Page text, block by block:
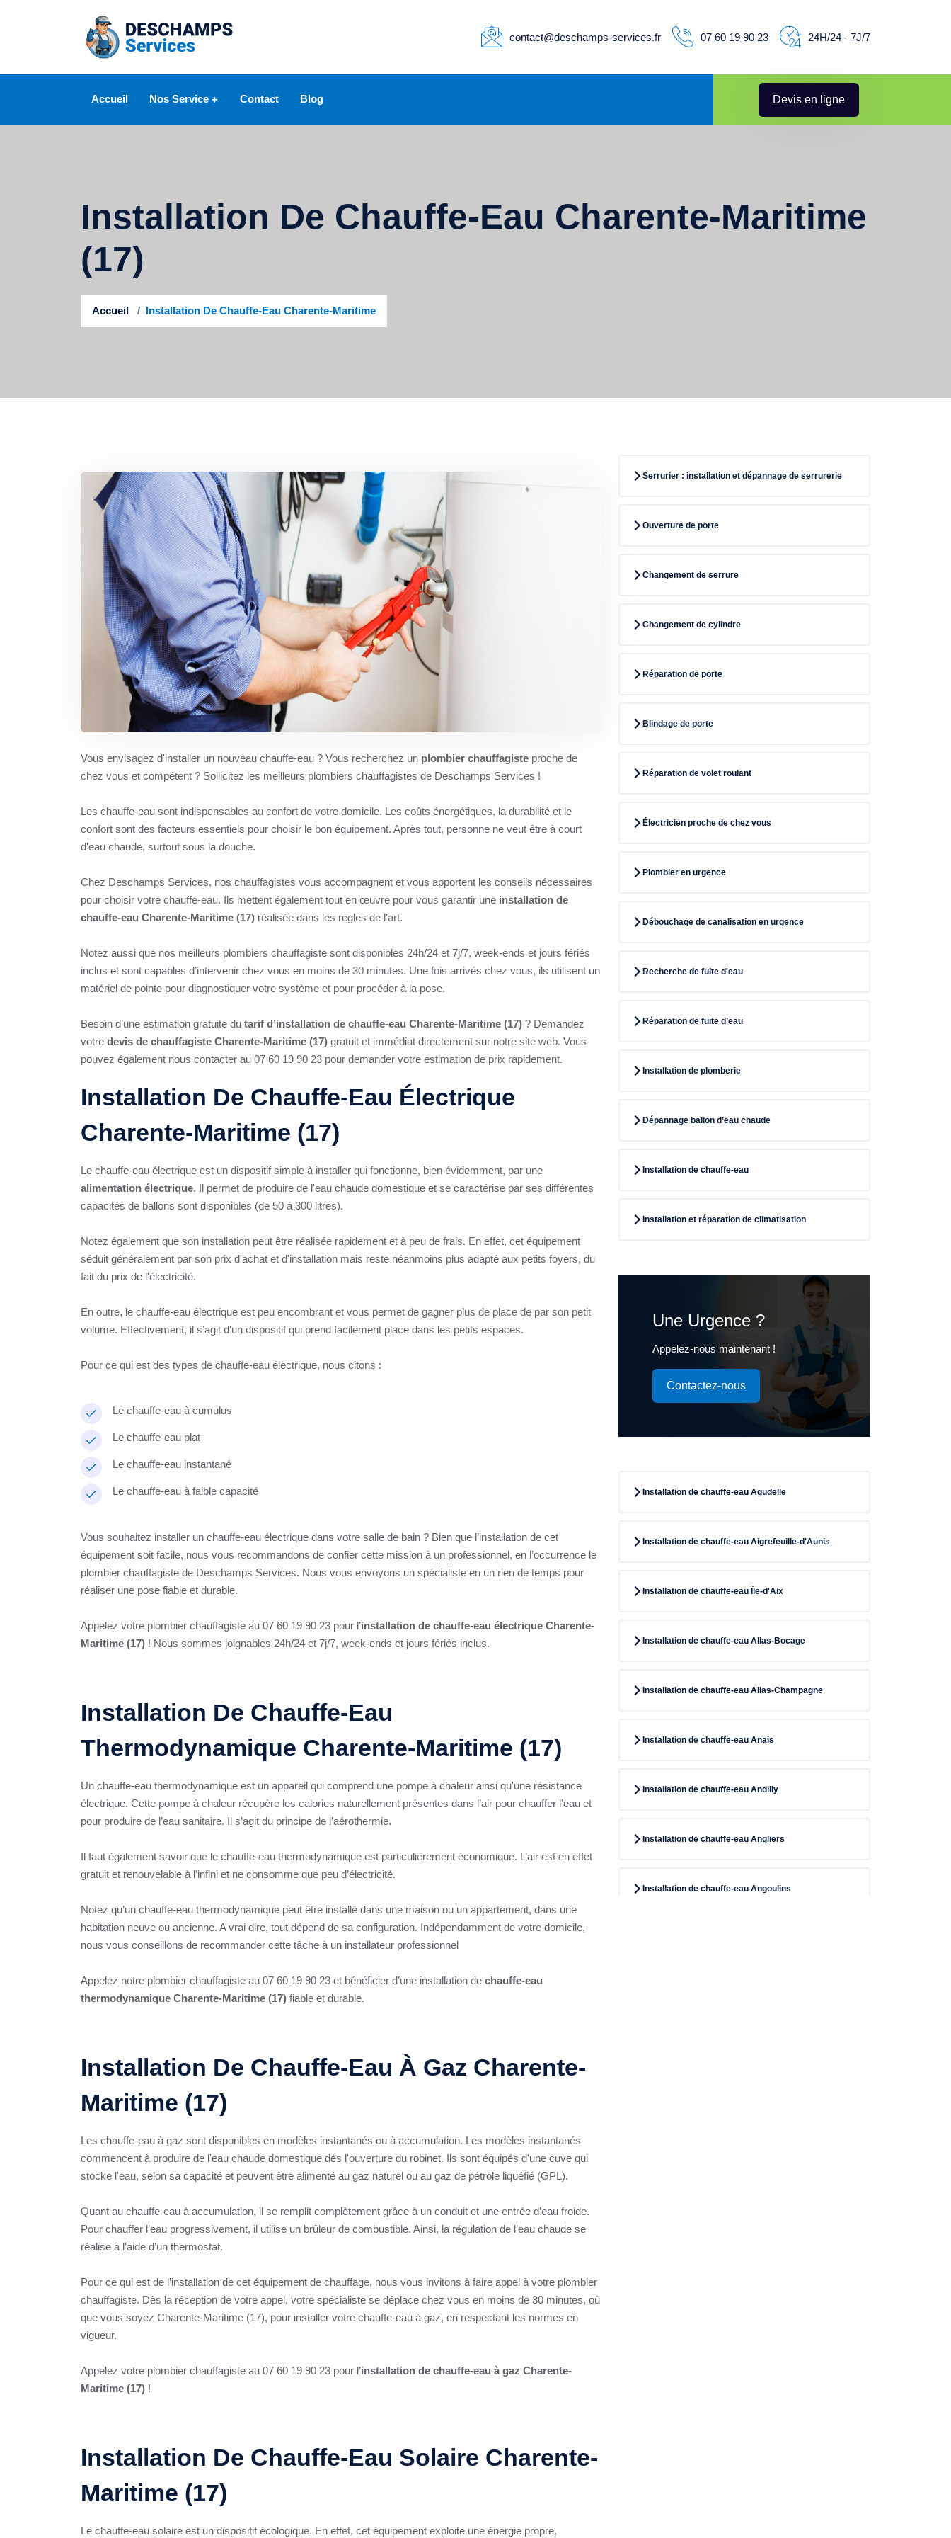
contact@deschamps-services.fr 07 60 19 90 23 24H/24 - 7J/7
Accueil Nos Service
Changement de serrure
Recherche de fuite d'eau
Réparation de fuite d’eau
Installation de plomberie
Dépannage ballon d’eau chaude
Installation de chauffe-eau
Installation et réparation de climatisation
Contact Blog Devis en ligne
Installation De Chauffe-Eau Charente-Maritime
(17)
Accueil Installation De Chauffe-Eau Charente-Maritime
Vous envisagez d'installer un nouveau chauffe-eau ? Vous recherchez un plombier chauffagiste proche de
chez vous et compétent ? Sollicitez les meilleurs plombiers chauffagistes de Deschamps Services !
Les chauffe-eau sont indispensables au confort de votre domicile. Les coûts énergétiques, la durabilité et le
confort sont des facteurs essentiels pour choisir le bon équipement. Après tout, personne ne veut être à court
d'eau chaude, surtout sous la douche.
Chez Deschamps Services, nos chauffagistes vous accompagnent et vous apportent les conseils nécessaires
pour choisir votre chauffe-eau. Ils mettent également tout en œuvre pour vous garantir une installation de
chauffe-eau Charente-Maritime (17) réalisée dans les règles de l’art.
Notez aussi que nos meilleurs plombiers chauffagiste sont disponibles 24h/24 et 7j/7, week-ends et jours fériés
inclus et sont capables d’intervenir chez vous en moins de 30 minutes. Une fois arrivés chez vous, ils utilisent un
matériel de pointe pour diagnostiquer votre système et pour procéder à la pose.
Besoin d’une estimation gratuite du tarif d’installation de chauffe-eau Charente-Maritime (17) ? Demandez
votre devis de chauffagiste Charente-Maritime (17) gratuit et immédiat directement sur notre site web. Vous
pouvez également nous contacter au 07 60 19 90 23 pour demander votre estimation de prix rapidement.
Installation De Chauffe-Eau Électrique
Charente-Maritime (17)
Le chauffe-eau électrique est un dispositif simple à installer qui fonctionne, bien évidemment, par une
alimentation électrique. Il permet de produire de l'eau chaude domestique et se caractérise par ses différentes
capacités de ballons sont disponibles (de 50 à 300 litres).
Notez également que son installation peut être réalisée rapidement et à peu de frais. En effet, cet équipement
séduit généralement par son prix d'achat et d'installation mais reste néanmoins plus adapté aux petits foyers, du
fait du prix de l'électricité.
En outre, le chauffe-eau électrique est peu encombrant et vous permet de gagner plus de place de par son petit
volume. Effectivement, il s’agit d’un dispositif qui prend facilement place dans les petits espaces.
Pour ce qui est des types de chauffe-eau électrique, nous citons :
Le chauffe-eau à cumulus
Le chauffe-eau plat
Le chauffe-eau instantané
Le chauffe-eau à faible capacité
Vous souhaitez installer un chauffe-eau électrique dans votre salle de bain ? Bien que l’installation de cet
équipement soit facile, nous vous recommandons de confier cette mission à un professionnel, en l’occurrence le
plombier chauffagiste de Deschamps Services. Nous vous envoyons un spécialiste en un rien de temps pour
réaliser une pose fiable et durable.
Appelez votre plombier chauffagiste au 07 60 19 90 23 pour l’installation de chauffe-eau électrique Charente-
Maritime (17) ! Nous sommes joignables 24h/24 et 7j/7, week-ends et jours fériés inclus.
Installation De Chauffe-Eau
Thermodynamique Charente-Maritime (17)
Un chauffe-eau thermodynamique est un appareil qui comprend une pompe à chaleur ainsi qu'une résistance
électrique. Cette pompe à chaleur récupère les calories naturellement présentes dans l’air pour chauffer l’eau et
pour produire de l’eau sanitaire. Il s’agit du principe de l’aérothermie.
Il faut également savoir que le chauffe-eau thermodynamique est particulièrement économique. L’air est en effet
gratuit et renouvelable à l’infini et ne consomme que peu d’électricité.
Notez qu’un chauffe-eau thermodynamique peut être installé dans une maison ou un appartement, dans une
habitation neuve ou ancienne. A vrai dire, tout dépend de sa configuration. Indépendamment de votre domicile,
nous vous conseillons de recommander cette tâche à un installateur professionnel
Appelez notre plombier chauffagiste au 07 60 19 90 23 et bénéficier d’une installation de chauffe-eau
thermodynamique Charente-Maritime (17) fiable et durable.
Installation De Chauffe-Eau À Gaz Charente-
Maritime (17)
Les chauffe-eau à gaz sont disponibles en modèles instantanés ou à accumulation. Les modèles instantanés
commencent à produire de l'eau chaude domestique dès l'ouverture du robinet. Ils sont équipés d'une cuve qui
stocke l'eau, selon sa capacité et peuvent être alimenté au gaz naturel ou au gaz de pétrole liquéfié (GPL).
Quant au chauffe-eau à accumulation, il se remplit complètement grâce à un conduit et une entrée d’eau froide.
Pour chauffer l’eau progressivement, il utilise un brûleur de combustible. Ainsi, la régulation de l’eau chaude se
réalise à l’aide d’un thermostat.
Pour ce qui est de l’installation de cet équipement de chauffage, nous vous invitons à faire appel à votre plombier
chauffagiste. Dès la réception de votre appel, votre spécialiste se déplace chez vous en moins de 30 minutes, où
que vous soyez Charente-Maritime (17), pour installer votre chauffe-eau à gaz, en respectant les normes en
vigueur.
Appelez votre plombier chauffagiste au 07 60 19 90 23 pour l’installation de chauffe-eau à gaz Charente-
Maritime (17) !
Installation De Chauffe-Eau Solaire Charente-
Maritime (17)
Le chauffe-eau solaire est un dispositif écologique. En effet, cet équipement exploite une énergie propre,
Serrurier : installation et dépannage de serrurerie
Ouverture de porte
Changement de serrure
Changement de cylindre
Réparation de porte
Blindage de porte
Réparation de volet roulant
Électricien proche de chez vous
Plombier en urgence
Débouchage de canalisation en urgence
Recherche de fuite d'eau
Réparation de fuite d’eau
Installation de plomberie
Dépannage ballon d’eau chaude
Installation de chauffe-eau
Installation et réparation de climatisation
Une Urgence ?
Appelez-nous maintenant !
Contactez-nous
Installation de chauffe-eau Agudelle
Installation de chauffe-eau Aigrefeuille-d'Aunis
Installation de chauffe-eau Île-d'Aix
Installation de chauffe-eau Allas-Bocage
Installation de chauffe-eau Allas-Champagne
Installation de chauffe-eau Anais
Installation de chauffe-eau Andilly
Installation de chauffe-eau Angliers
Installation de chauffe-eau Angoulins